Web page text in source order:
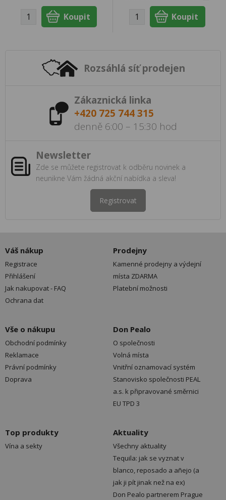
Rozsáhlá síť prodejen
Zákaznická linka
+420 725 744 315
denně 6:00 – 15:30 hod
Newsletter
Zde se můžete registrovat k odběru novinek a
neunikne Vám žádná akční nabídka a sleva!
Registrovat
Váš nákup
Registrace
Přihlášení
Jak nakupovat - FAQ
Ochrana dat
Prodejny
Kamenné prodejny a výdejní
místa ZDARMA
Platební možnosti
Vše o nákupu
Obchodní podmínky
Reklamace
Právní podmínky
Doprava
Don Pealo
O společnosti
Volná místa
Vnitřní oznamovací systém
Stanovisko společnosti PEAL
a.s. k připravované směrnici
EU TPD 3
Top produkty
Vína a sekty
Aktuality
Všechny aktuality
Tequila: jak se vyznat v
blanco, reposado a añejo (a
jak ji pít jinak než na ex)
Don Pealo partnerem Prague